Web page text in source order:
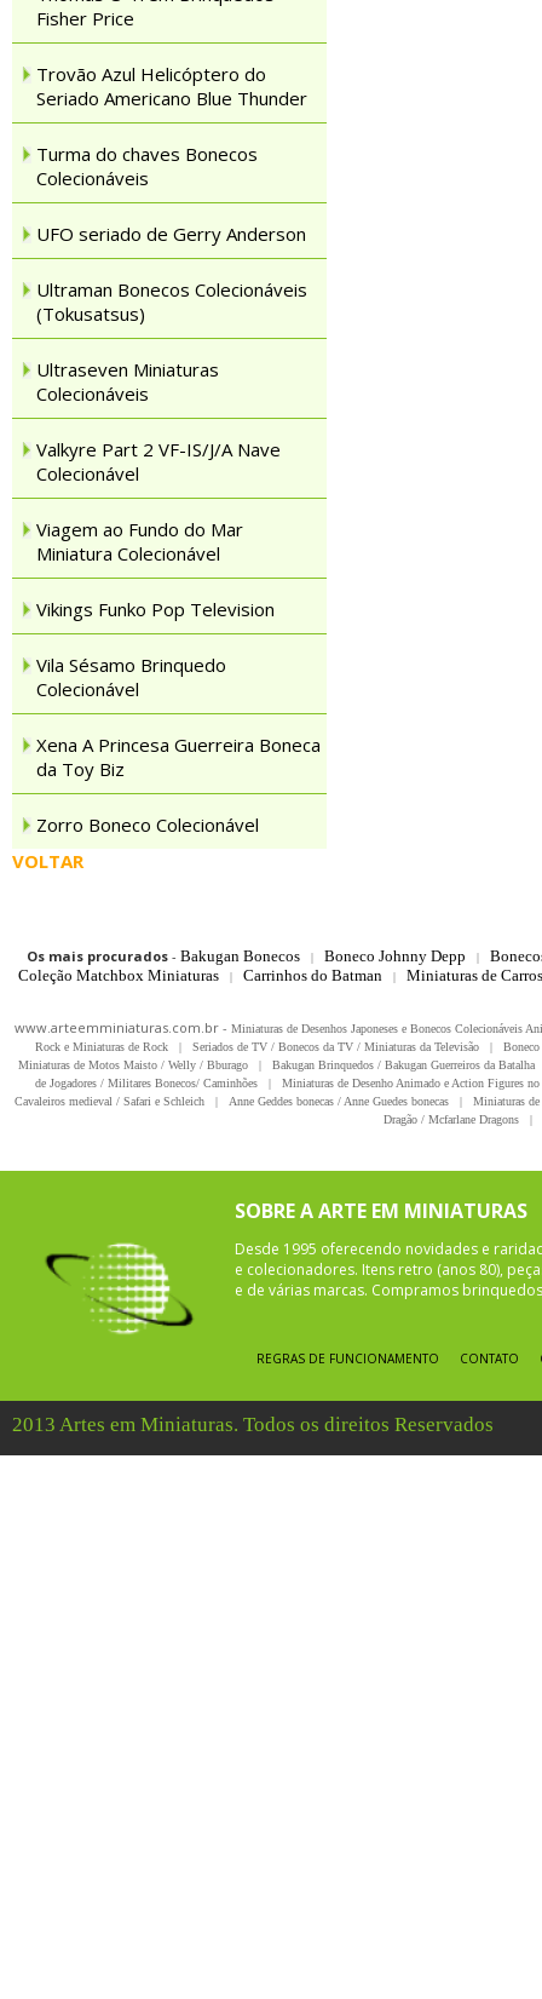
Fisher Price
Trovão Azul Helicóptero do
Seriado Americano Blue Thunder
Turma do chaves Bonecos
Colecionáveis
UFO seriado de Gerry Anderson
Ultraman Bonecos Colecionáveis
(Tokusatsus)
Ultraseven Miniaturas
Colecionáveis
Valkyre Part 2 VF-IS/J/A Nave
Colecionável
Viagem ao Fundo do Mar
Miniatura Colecionável
Vikings Funko Pop Television
Vila Sésamo Brinquedo
Colecionável
Xena A Princesa Guerreira Boneca
da Toy Biz
Zorro Boneco Colecionável
VOLTAR
Os mais procurados- Bakugan Bonecos | Boneco Johnny Depp |
Coleção Matchbox Miniaturas
| Carrinhos do Batman | Miniaturas de
www.arteemminiaturas.com.br - Miniaturas de Desenhos Japoneses e Bonecos Colecionáveis
Rock e Miniaturas de Rock
| Seriados de TV / Bonecos da TV / Miniaturas da Televisão |
Miniaturas de Motos Maisto / Welly / Bburago
| Bakugan Brinquedos / Bakugan Guerreiros da Batalha
de Jogadores / Militares Bonecos/ Caminhões
|
Miniaturas de Desenho Animado e Action Figures
Cavaleiros medieval / Safari e Schleich
| Anne Geddes bonecas / Anne Guedes bonecas |
Miniaturas
Dragão / Mcfarlane Dragons
|
SOBRE A ARTE EM MINIATURAS
Desde 1995 oferecendo novidades e
e colecionadores. Itens retro (anos 80),
e de várias marcas. Compramos
REGRAS DE FUNCIONAMENTO CONTATO
2013 Artes em Miniaturas. Todos os direitos Reservados